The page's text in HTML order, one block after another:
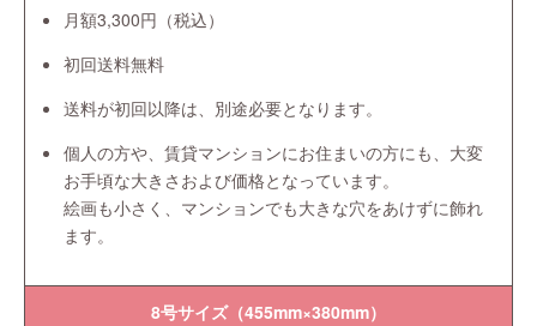
月額3,300円（税込）
初回送料無料
送料が初回以降は、別途必要となります。
個人の方や、賃貸マンションにお住まいの方にも、大変
お手頃な大きさおよび価格となっています。
絵画も小さく、マンションでも大きな穴をあけずに飾れ
ます。
8号サイズ（455mm×380mm）